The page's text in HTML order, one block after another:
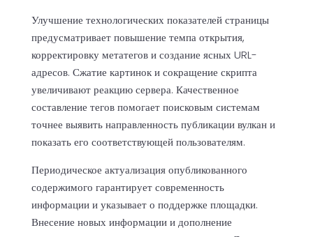
Улучшение технологических показателей страницы
предусматривает повышение темпа открытия,
корректировку метатегов и создание ясных URL-
адресов. Сжатие картинок и сокращение скрипта
увеличивают реакцию сервера. Качественное
составление тегов помогает поисковым системам
точнее выявить направленность публикации вулкан и
показать его соответствующей пользователям.
Периодическое актуализация опубликованного
содержимого гарантирует современность
информации и указывает о поддержке площадки.
Внесение новых информации и дополнение